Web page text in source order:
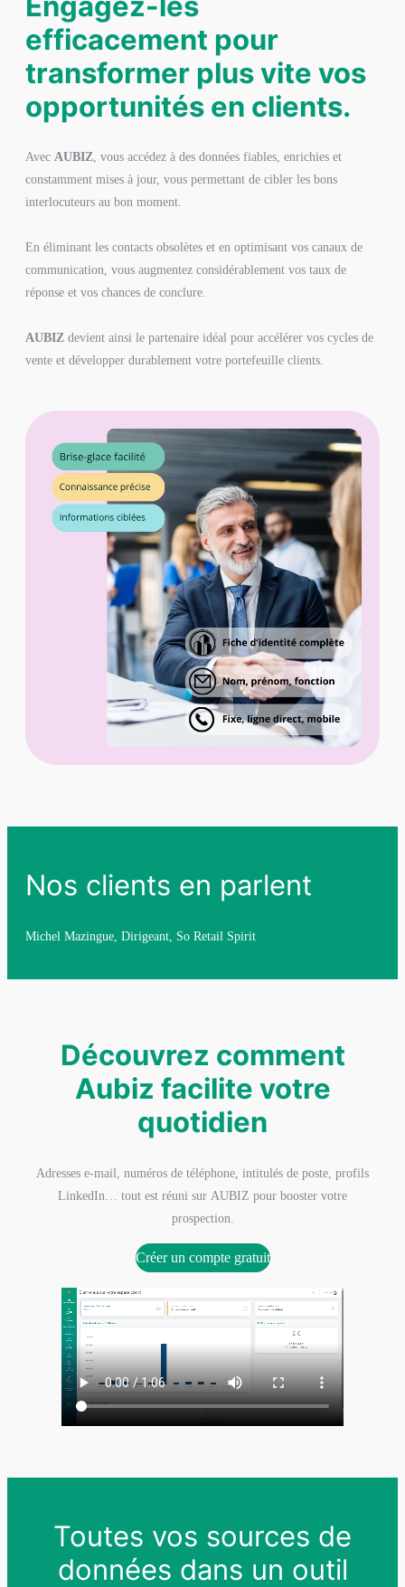
efficacement pour
transformer plus vite vos
opportunités en clients.
Avec AUBIZ, vous accédez à des données fiables, enrichies et
constamment mises à jour, vous permettant de cibler les bons
interlocuteurs au bon moment.
En éliminant les contacts obsolètes et en optimisant vos canaux de
communication, vous augmentez considérablement vos taux de
réponse et vos chances de conclure.
AUBIZ devient ainsi le partenaire idéal pour accélérer vos cycles de
vente et développer durablement votre portefeuille clients.
Nos clients en parlent
Michel Mazingue, Dirigeant, So Retail Spirit
Découvrez comment
Aubiz facilite votre
quotidien
Adresses e-mail, numéros de téléphone, intitulés de poste, profils
LinkedIn… tout est réuni sur AUBIZ pour booster votre
prospection.
Créer un compte gratuit
Toutes vos sources de
données dans un outil